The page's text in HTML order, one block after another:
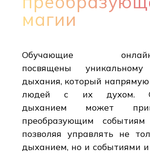
магии
Обучающие онлайн-
посвящены уникальному
дыхания, который напрямую
людей с их духом.
дыханием может
преобразующим
позволяя управлять не
дыханием, но и событиями